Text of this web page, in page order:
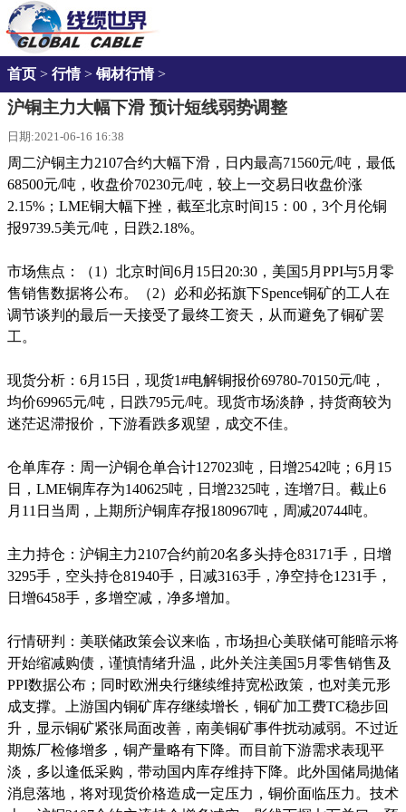
首页 > 行情> 铜材行情>
沪铜主力大幅下滑 预计短线弱势调整
日期:2021-06-16 16:38
周二沪铜主力2107合约大幅下滑，日内最高71560元/吨，最低
68500元/吨，收盘价70230元/吨，较上一交易日收盘价涨
2.15%；LME铜大幅下挫，截至北京时间15：00，3个月伦铜
报9739.5美元/吨，日跌2.18%。
市场焦点：（1）北京时间6月15日20:30，美国5月PPI与5月零
售销售数据将公布。（2）必和必拓旗下Spence铜矿的工人在
调节谈判的最后一天接受了最终工资天，从而避免了铜矿罢
工。
现货分析：6月15日，现货1#电解铜报价69780-70150元/吨，
均价69965元/吨，日跌795元/吨。现货市场淡静，持货商较为
迷茫迟滞报价，下游看跌多观望，成交不佳。
仓单库存：周一沪铜仓单合计127023吨，日增2542吨；6月15
日，LME铜库存为140625吨，日增2325吨，连增7日。截止6
月11日当周，上期所沪铜库存报180967吨，周减20744吨。
主力持仓：沪铜主力2107合约前20名多头持仓83171手，日增
3295手，空头持仓81940手，日减3163手，净空持仓1231手，
日增6458手，多增空减，净多增加。
行情研判：美联储政策会议来临，市场担心美联储可能暗示将
开始缩减购债，谨慎情绪升温，此外关注美国5月零售销售及
PPI数据公布；同时欧洲央行继续维持宽松政策，也对美元形
成支撑。上游国内铜矿库存继续增长，铜矿加工费TC稳步回
升，显示铜矿紧张局面改善，南美铜矿事件扰动减弱。不过近
期炼厂检修增多，铜产量略有下降。而目前下游需求表现平
淡，多以逢低采购，带动国内库存维持下降。此外国储局抛储
消息落地，将对现货价格造成一定压力，铜价面临压力。技术